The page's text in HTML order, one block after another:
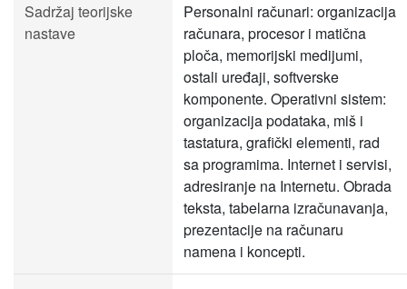
Sadržaj teorijske
nastave
Personalni računari: organizacija
računara, procesor i matična
ploča, memorijski medijumi,
ostali uređaji, softverske
komponente. Operativni sistem:
organizacija podataka, miš i
tastatura, grafički elementi, rad
sa programima. Internet i servisi,
adresiranje na Internetu. Obrada
teksta, tabelarna izračunavanja,
prezentacije na računaru
namena i koncepti.